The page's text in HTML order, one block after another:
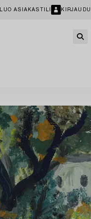
LUO ASIAKASTILI KIRJAUDU